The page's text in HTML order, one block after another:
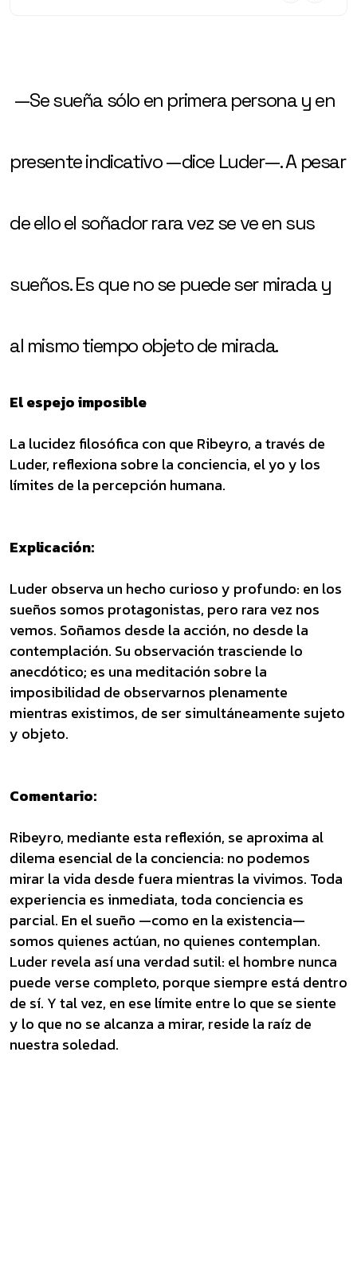
—Se sueña sólo en primera persona y en
presente indicativo —dice Luder—. A pesar
de ello el soñador rara vez se ve en sus
sueños. Es que no se puede ser mirada y
al mismo tiempo objeto de mirada.
El espejo imposible
La lucidez filosófica con que Ribeyro, a través de
Luder, reflexiona sobre la conciencia, el yo y los
límites de la percepción humana.
Explicación:
Luder observa un hecho curioso y profundo: en los
sueños somos protagonistas, pero rara vez nos
vemos. Soñamos desde la acción, no desde la
contemplación. Su observación trasciende lo
anecdótico; es una meditación sobre la
imposibilidad de observarnos plenamente
mientras existimos, de ser simultáneamente sujeto
y objeto.
Comentario:
Ribeyro, mediante esta reflexión, se aproxima al
dilema esencial de la conciencia: no podemos
mirar la vida desde fuera mientras la vivimos. Toda
experiencia es inmediata, toda conciencia es
parcial. En el sueño —como en la existencia—
somos quienes actúan, no quienes contemplan.
Luder revela así una verdad sutil: el hombre nunca
puede verse completo, porque siempre está dentro
de sí. Y tal vez, en ese límite entre lo que se siente
y lo que no se alcanza a mirar, reside la raíz de
nuestra soledad.